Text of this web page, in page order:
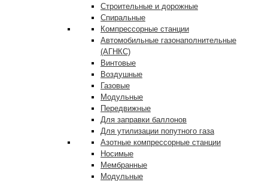
Строительные и дорожные
Спиральные
Компрессорные станции
Автомобильные газонаполнительные
(АГНКС)
Винтовые
Воздушные
Газовые
Модульные
Передвижные
Для заправки баллонов
Для утилизации попутного газа
Азотные компрессорные станции
Носимые
Мембранные
Модульные